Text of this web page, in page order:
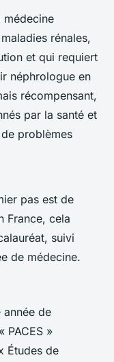
médecine
rénales,
et qui requiert
néphrologue en
récompensant,
par la santé et
problèmes
pas est de
France, cela
suivi
de médecine.
année de
PACES »
Études de